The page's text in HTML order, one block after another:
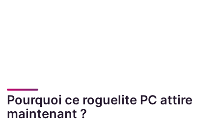
Pourquoi ce roguelite PC attire
maintenant ?